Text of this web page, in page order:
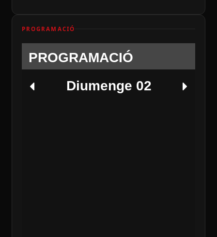
PROGRAMACIÓ
PROGRAMACIÓ
Diumenge 02